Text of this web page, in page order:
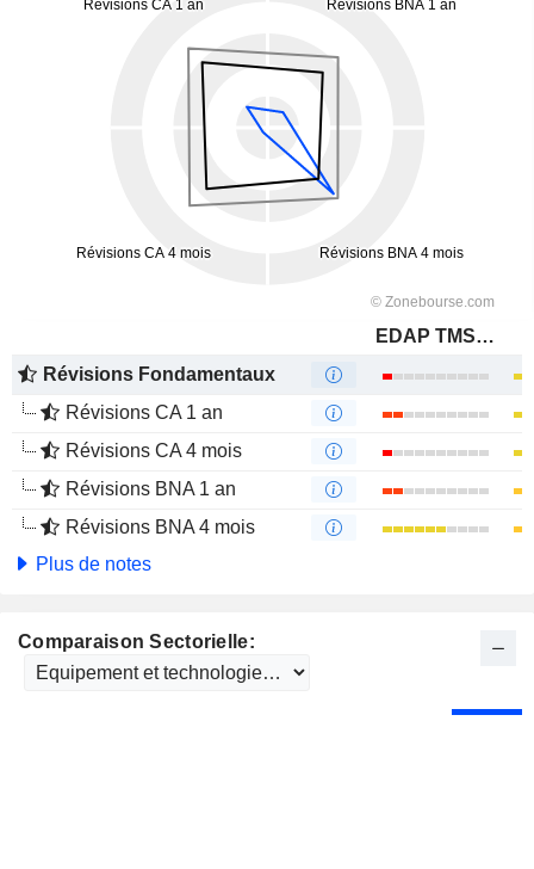
EDAP TMS S.A.
Révisions Fondamentaux
Révisions CA 1 an
Révisions CA 4 mois
Révisions BNA 1 an
Révisions BNA 4 mois
Plus de notes
Comparaison Sectorielle: